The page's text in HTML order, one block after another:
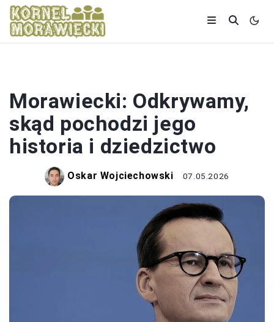
Morawiecki: Odkrywamy,
skąd pochodzi jego
historia i dziedzictwo
Oskar Wojciechowski 07.05.2026